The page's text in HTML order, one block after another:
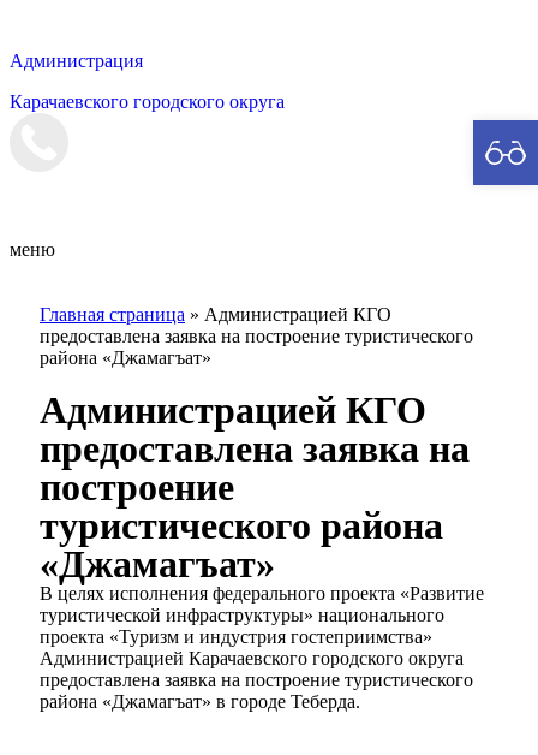
Администрация
Карачаевского городского округа
меню
Главная страница » Администрацией КГО
предоставлена заявка на построение туристического
района «Джамагъат»
Администрацией КГО
предоставлена заявка на
построение
туристического района
«Джамагъат»
В целях исполнения федерального проекта «Развитие
туристической инфраструктуры» национального
проекта «Туризм и индустрия гостеприимства»
Администрацией Карачаевского городского округа
предоставлена заявка на построение туристического
района «Джамагъат» в городе Теберда.